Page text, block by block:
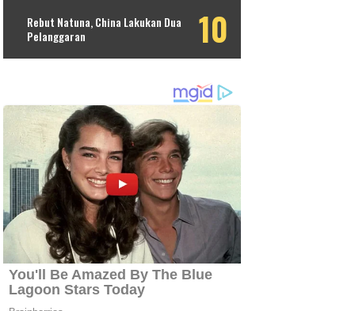
Rebut Natuna, China Lakukan Dua
Pelanggaran